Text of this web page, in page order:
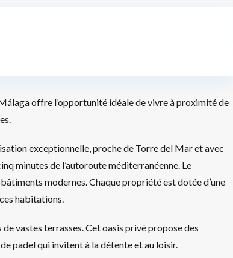
offre l’opportunité idéale de vivre à proximité de
exceptionnelle, proche de Torre del Mar et avec
minutes de l’autoroute méditerranéenne. Le
modernes. Chaque propriété est dotée d’une
habitations.
vastes terrasses. Cet oasis privé propose des
padel qui invitent à la détente et au loisir.